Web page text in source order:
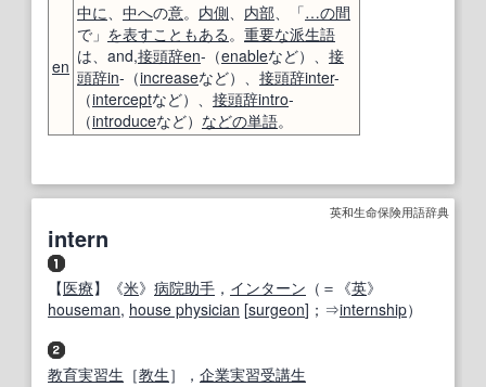
en
中に、 中への意。 内側、 内部、「…の間
で」 を表すこともある。 重要な派生語
は、and,接頭辞en-（enableなど）、 接
頭辞in-（increaseなど）、 接頭辞inter-
（interceptなど）、 接頭辞intro-
（introduceなど） などの単語。
英和生命保険用語辞典
intern
【医療】《米》 病院助手 ， インターン （＝《英》
houseman, house physician [surgeon]；⇒internship）
教育実習生 ［教生］， 企業実習受講生